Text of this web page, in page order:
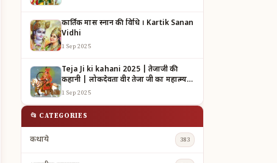
कार्तिक मास स्नान की विधि । Kartik Sanan
Vidhi
1 Sep 2025
Teja Ji ki kahani 2025 | तेजाजी की
कहानी | लोकदेवता वीर तेजा जी का महात्म्य |
TEJAJI KI KAHANI
1 Sep 2025
📂 CATEGORIES
कथाये 383